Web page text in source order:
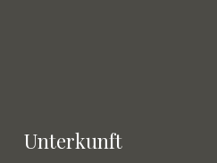
Unterkunft